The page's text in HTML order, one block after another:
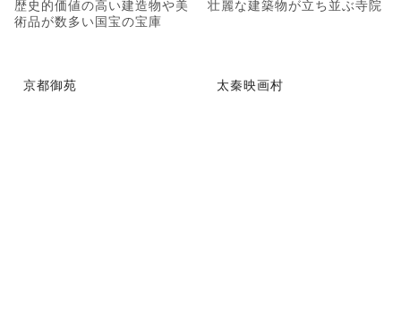
歴史的価値の高い建造物や美
術品が数多い国宝の宝庫
壮麗な建築物が立ち並ぶ寺院
京都御苑 太秦映画村